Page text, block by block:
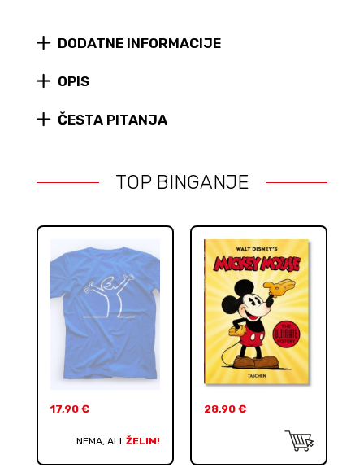
productDODATNE INFORMACIJE
OPIS
ČESTA PITANJA
TOP BINGANJE
17,90 €
NEMA, ALI ŽELIM!
28,90 €